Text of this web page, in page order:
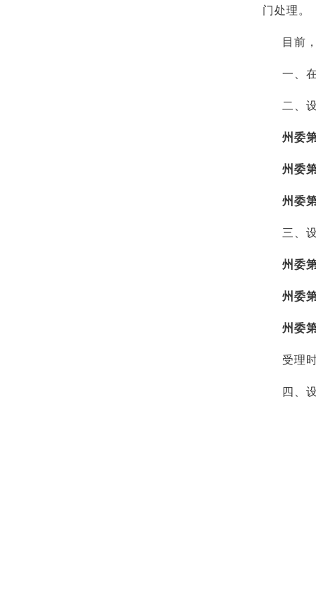
门处理。
目前
一、
二、
州委
州委
州委
三、
州委
州委
州委
受理
四、设